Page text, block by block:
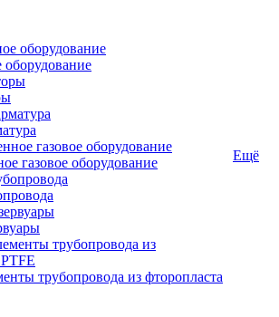
оборудование
газовое оборудование
трубопровода из фторопласта
Ещё